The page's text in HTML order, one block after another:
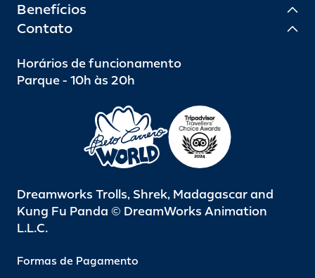
Benefícios
Contato
Horários de funcionamento
Parque - 10h às 20h
Dreamworks Trolls, Shrek, Madagascar and
Kung Fu Panda © DreamWorks Animation
L.L.C.
Formas de Pagamento